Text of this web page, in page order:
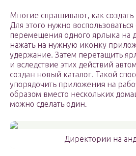
Многие спрашивают, как создать
Для этого нужно
перемещения одного ярлыка на
нажать на нужную иконку
удержание. Затем перетащить
и вследствие этих действий
создан новый каталог. Такой
упорядочить приложения на
образом вместо нескольких
можно сделать один.
Директории на